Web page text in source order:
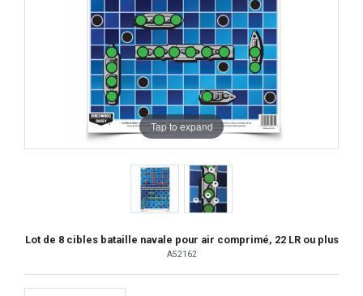
Tap to expand
Lot de 8 cibles bataille navale pour air comprimé, 22 LR ou plus
A52162